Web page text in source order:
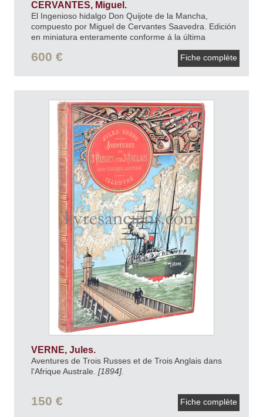
CERVANTES, Miguel.
El Ingenioso hidalgo Don Quijote de la Mancha,
compuesto por Miguel de Cervantes Saavedra. Edición
en miniatura enteramente conforme á la última
Española.
600 € Fiche complète
VERNE, Jules.
Aventures de Trois Russes et de Trois Anglais dans
l'Afrique Australe. [1894].
150 € Fiche complète